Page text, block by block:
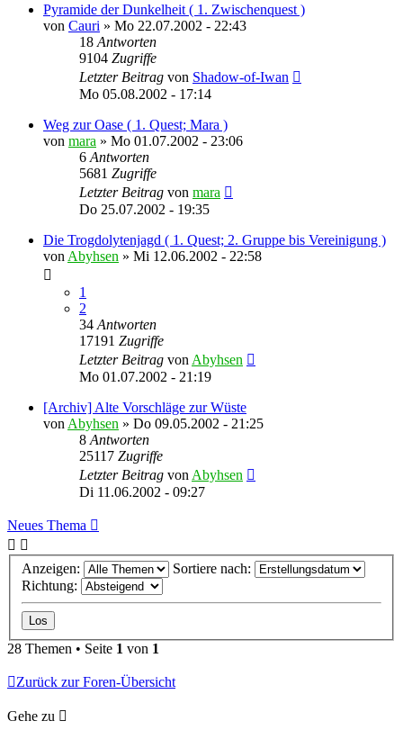
Pyramide der Dunkelheit ( 1. Zwischenquest )
von Cauri » Mo 22.07.2002 - 22:43
18 Antworten
9104 Zugriffe
Letzter Beitrag von Shadow-of-Iwan
Mo 05.08.2002 - 17:14
Weg zur Oase ( 1. Quest; Mara )
von mara » Mo 01.07.2002 - 23:06
6 Antworten
5681 Zugriffe
Letzter Beitrag von mara
Do 25.07.2002 - 19:35
Die Trogdolytenjagd ( 1. Quest; 2. Gruppe bis Vereinigung )
von Abyhsen » Mi 12.06.2002 - 22:58
1
2
34 Antworten
17191 Zugriffe
Letzter Beitrag von Abyhsen
Mo 01.07.2002 - 21:19
[Archiv] Alte Vorschläge zur Wüste
von Abyhsen » Do 09.05.2002 - 21:25
8 Antworten
25117 Zugriffe
Letzter Beitrag von Abyhsen
Di 11.06.2002 - 09:27
Neues Thema
Anzeigen:
Sortiere nach:
Richtung:
28 Themen • Seite 1 von 1
Zurück zur Foren-Übersicht
Gehe zu